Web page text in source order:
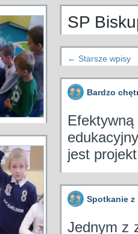
SP
← Starsze wpisy
Bardzo
jest
Spotkanie z
Jednym z